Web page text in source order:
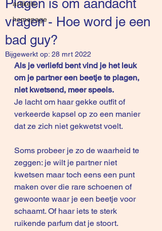
artikels
homepage
Plagen is om aandacht
vragen - Hoe word je een
bad guy?
Bijgewerkt op: 28 mrt 2022
Als je verliefd bent vind je het leuk
om je partner een beetje te plagen,
niet kwetsend, meer speels.
Je lacht om haar gekke outfit of
verkeerde kapsel op zo een manier
dat ze zich niet gekwetst voelt.
Soms probeer je zo de waarheid te
zeggen: je wilt je partner niet
kwetsen maar toch eens een punt
maken over die rare schoenen of
gewoonte waar je een beetje voor
schaamt. Of haar iets te sterk
ruikende parfum dat je stoort.